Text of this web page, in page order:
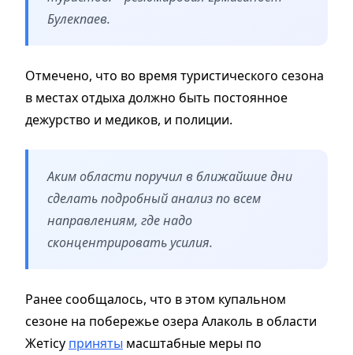
Булекпаев.
Отмечено, что во время туристического сезона
в местах отдыха должно быть постоянное
дежурство и медиков, и полиции.
Аким области поручил в ближайшие дни
сделать подробный анализ по всем
направлениям, где надо
сконцентрировать усилия.
Ранее сообщалось, что в этом купальном
сезоне на побережье озера Алаколь в области
Жетісу приняты масштабные меры по